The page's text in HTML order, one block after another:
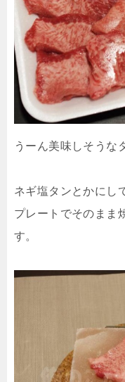
うーん美味しそうな
ネギ塩タンとかにし
プレートでそのまま
す。